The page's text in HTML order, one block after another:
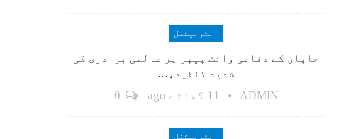
انٹرنیشنل
جاپان کے دفاعی وائٹ پیپر پر عالمی برادری کی
شدید تنقید،…
ADMIN 11 گھنٹے ago
انٹرنیشنل